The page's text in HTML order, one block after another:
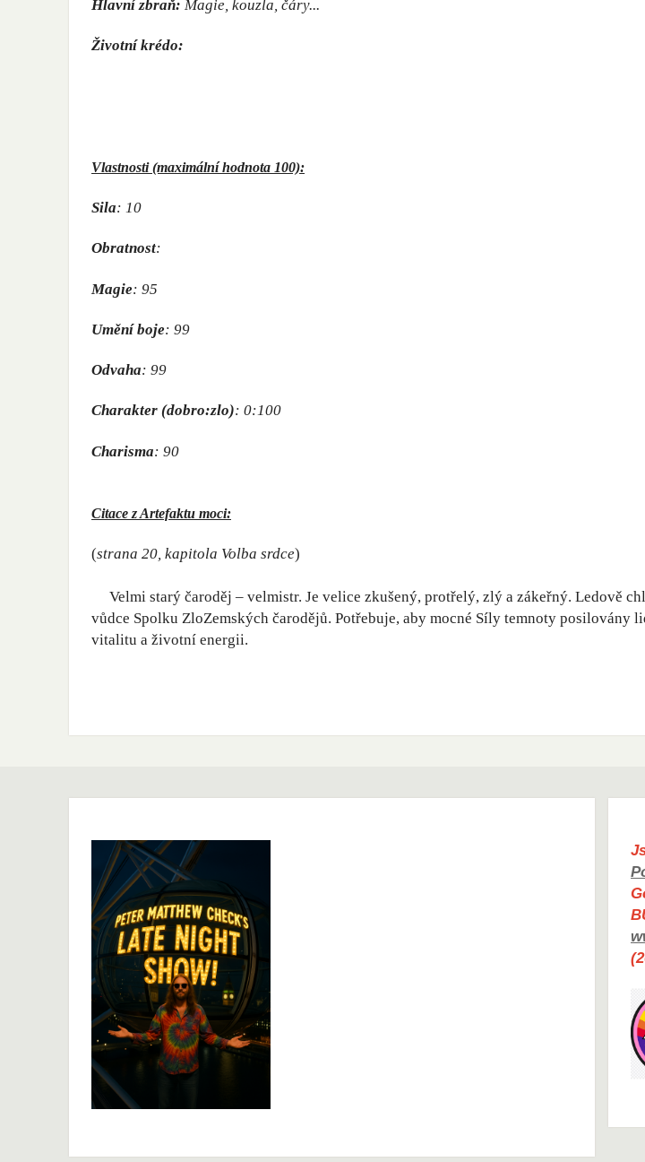
Hlavní zbraň: Magie, kouzla, čáry...
Životní krédo:
Vlastnosti(maximální hodnota 100):
Sila: 10
Obratnost:
Magie: 95
Umění boje: 99
Odvaha: 99
Charakter (dobro:zlo): 0:100
Charisma: 90
Citace z Artefaktu moci:
(strana 20, kapitola Volba srdce)
Velmi starý čaroděj – velmistr. Je velice zkušený, protřelý, zlý a zákeřný. Ledově
vůdce Spolku ZloZemských čarodějů. Potřebuje, aby mocné Síly temnoty
vitalitu a životní energii.